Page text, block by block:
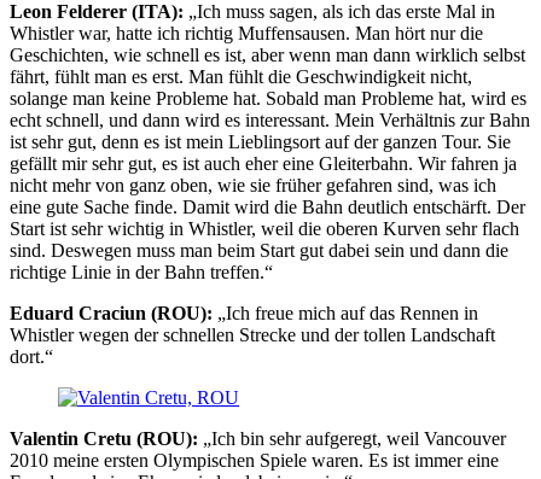
Leon Felderer (ITA): „Ich muss sagen, als ich das erste Mal in
Whistler war, hatte ich richtig Muffensausen. Man hört nur die
Geschichten, wie schnell es ist, aber wenn man dann wirklich selbst
fährt, fühlt man es erst. Man fühlt die Geschwindigkeit nicht,
solange man keine Probleme hat. Sobald man Probleme hat, wird es
echt schnell, und dann wird es interessant. Mein Verhältnis zur Bahn
ist sehr gut, denn es ist mein Lieblingsort auf der ganzen Tour. Sie
gefällt mir sehr gut, es ist auch eher eine Gleiterbahn. Wir fahren ja
nicht mehr von ganz oben, wie sie früher gefahren sind, was ich
eine gute Sache finde. Damit wird die Bahn deutlich entschärft. Der
Start ist sehr wichtig in Whistler, weil die oberen Kurven sehr flach
sind. Deswegen muss man beim Start gut dabei sein und dann die
richtige Linie in der Bahn treffen.“
Eduard Craciun (ROU): „Ich freue mich auf das Rennen in
Whistler wegen der schnellen Strecke und der tollen Landschaft
dort.“
Valentin Cretu (ROU): „Ich bin sehr aufgeregt, weil Vancouver
2010 meine ersten Olympischen Spiele waren. Es ist immer eine